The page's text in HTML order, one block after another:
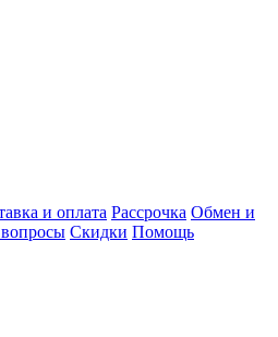
и оплата Рассрочка Обмен и
Скидки Помощь